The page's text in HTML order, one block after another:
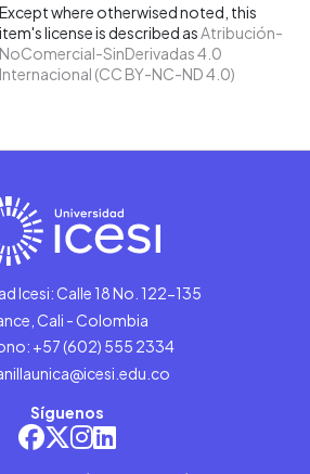
Except where otherwised noted, this
item's license is described asAtribución-
NoComercial-SinDerivadas 4.0
Internacional (CC BY-NC-ND 4.0)
Icesi: Calle 18 No. 122-135
Cali - Colombia
+57 (602) 555 2334
Síguenos